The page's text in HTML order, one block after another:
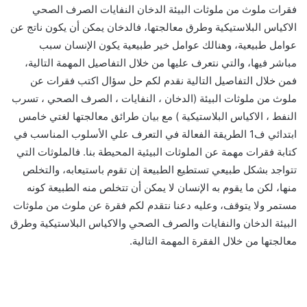
فقرات ملوث من ملوثات البيئة الدخان النفايات الصرف الصحي
الاكياس البلاستيكية وطرق معالجتها، فالدخان يمكن أن يكون ناتج عن
عوامل طبيعية، وهنالك عوامل خير طبيعية يكون الإنسان سبب
مباشر فيها، والتي نتعرف عليها من خلال التفاصيل المهمة التالية،
فمن خلال التفاصيل التالية نقدم لكم حل سؤال اكتب فقرات عن
ملوث من ملوثات البيئة (الدخان ، النفايات ، الصرف الصحي ، تسرب
النفط ، الاكياس البلاستيكية ) مع بيان طرائق معالجتها لغتي خامس
ابتدائي ف1 الطريقة الفعالة في التعرف علي الأسلوب المناسب في
كتابة فقرات مهمة عن الملوثات البيئية المحيطة بنا. فالملوثات التي
تتواجد بشكل طبيعي تستطيع الطبيعة إن تقوم باستيعابه، والتخلص
منها، لكن ما يقوم به الإنسان لا يمكن أن تتخلص منه الطبيعة كونه
مستمر ولا يتوقف، وعليه دعنا نتقدم لكم فقرة عن ملوث من ملوثات
البيئة الدخان والنفايات والصرف الصحي والاكياس البلاستيكية وطرق
معالجتها من خلال الفقرة المهمة التالية.